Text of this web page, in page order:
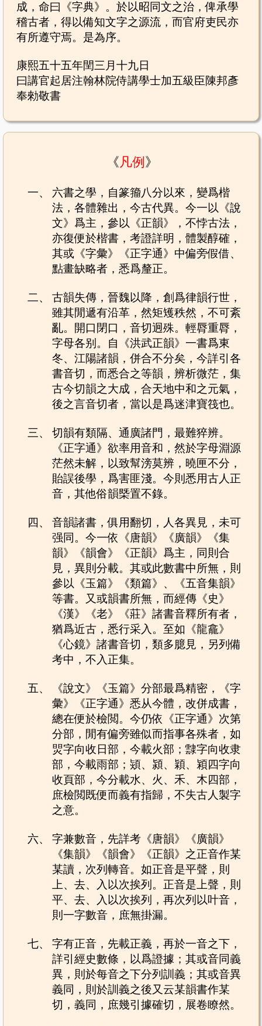
成，命曰《字典》。於以昭同文之治，俾承學
稽古者，得以備知文字之源流，而官府吏民亦
有所遵守焉。是為序。
康熙五十五年閏三月十九日
曰講官起居注翰林院侍講學士加五級臣陳邦彥
奉勑敬書
《 凡例 》
一、
六書之學，自篆籀八分以來，變爲楷
法，各體雜出，今古代異。今一以《說
文》爲主，參以《正韻》，不悖古法，
亦復便於楷書，考證詳明，體製醇確，
其或《字彙》《正字通》中偏旁假借、
點畫缺略者，悉爲釐正。
二、
古韻失傳，晉魏以降，創爲律韻行世，
雖其閒遞有沿革，然矩矱秩然，不可紊
亂。開口閉口，音切迥殊。輕脣重脣，
字母各别。自《洪武正韻》一書爲東
冬、江陽諸韻，併合不分矣，今詳引各
書音切，而悉合之等韻，辨析微茫，集
古今切韻之大成，合天地中和之元氣，
後之言音切者，當以是爲迷津寶筏也。
三、
切韻有類隔、通廣諸門，最難猝辨。
《正字通》欲率用音和，然於字母淵源
茫然未解，以致幫滂莫辨，曉匣不分，
貽誤後學，爲害匪淺。今則悉用古人正
音，其他俗韻槩置不錄。
四、
音韻諸書，俱用翻切，人各異見，未可
强同。今一依《唐韻》《廣韻》《集
韻》《韻會》《正韻》爲主，同則合
見，異則分載。其或此數書中所無，則
參以《玉篇》《類篇》、《五音集韻》
等書。又或韻書所無，而經傳《史》
《漢》《老》《莊》諸書音釋所有者，
猶爲近古，悉行采入。至如《龍龕》
《心鏡》諸書音切，類多臆見，另列備
考中，不入正集。
五、
《說文》《玉篇》分部最爲精密，《字
彙》《正字通》悉从今體，改併成書，
總在便於檢閲。今仍依《正字通》次第
分部，閒有偏旁雖似而指事各殊者，如
焸字向收日部，今載火部；霴字向收隶
部，今載雨部；熲、潁、穎、㯋四字向
收頁部，今分載水、火、禾、木四部，
庶檢閲既便而義有指歸，不失古人製字
之意。
六、
字兼數音，先詳考《唐韻》《廣韻》
《集韻》《韻會》《正韻》之正音作某
某讀，次列轉音。如正音是平聲，則
上、去、入以次挨列。正音是上聲，則
平、去、入以次挨列，再次列以叶音，
則一字數音，庶無掛漏。
七、
字有正音，先載正義，再於一音之下，
詳引經史數條，以爲證據；其或音同義
異，則於每音之下分列訓義；其或音異
義同，則於訓義之後又云某韻書作某
切，義同，庶幾引據確切，展卷瞭然。